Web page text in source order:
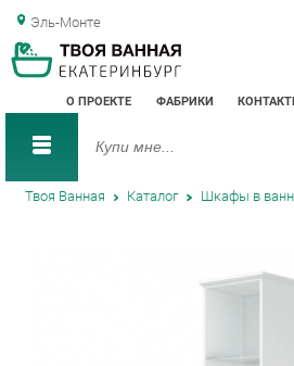
Эль-Монте
О ПРОЕКТЕ ФАБРИКИ КОНТАКТЫ
Твоя Ванная Каталог Шкафы в ванную